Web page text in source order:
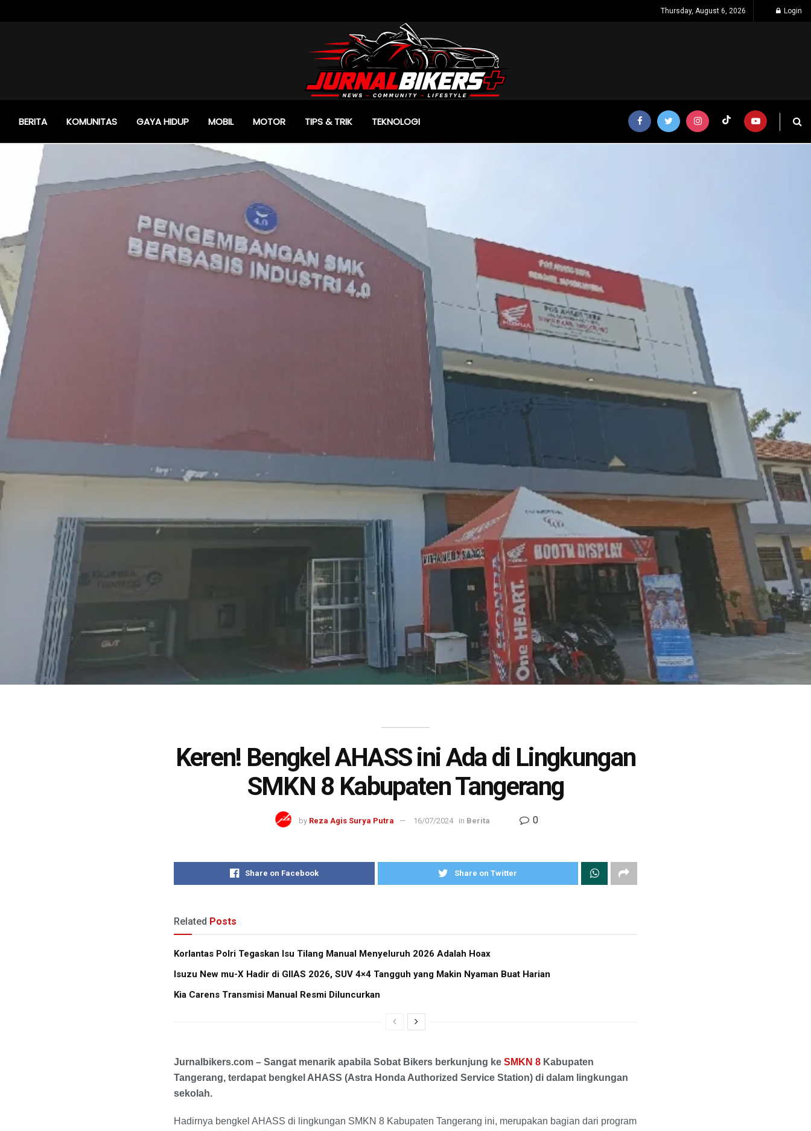
Thursday, August 6, 2026 Login
BERITA KOMUNITAS GAYA HIDUP MOBIL MOTOR TIPS & TRIK TEKNOLOGI
Keren! Bengkel AHASS ini Ada di Lingkungan
SMKN 8 Kabupaten Tangerang
by Reza Agis Surya Putra 16/07/2024 in Berita 0
Share on Facebook Share on Twitter
Related Posts
Korlantas Polri Tegaskan Isu Tilang Manual Menyeluruh 2026 Adalah Hoax
Isuzu New mu-X Hadir di GIIAS 2026, SUV 4×4 Tangguh yang Makin Nyaman Buat Harian
Kia Carens Transmisi Manual Resmi Diluncurkan
Jurnalbikers.com – Sangat menarik apabila Sobat Bikers berkunjung ke SMKN 8 Kabupaten
Tangerang, terdapat bengkel AHASS (Astra Honda Authorized Service Station) di dalam lingkungan
sekolah.
Hadirnya bengkel AHASS di lingkungan SMKN 8 Kabupaten Tangerang ini, merupakan bagian dari program